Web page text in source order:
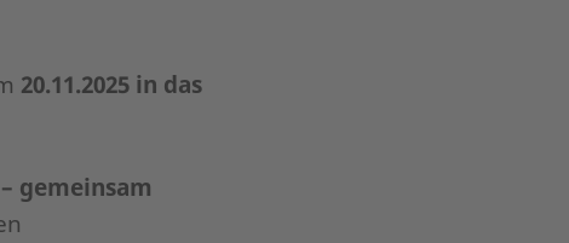
20.11.2025 in das
gemeinsam